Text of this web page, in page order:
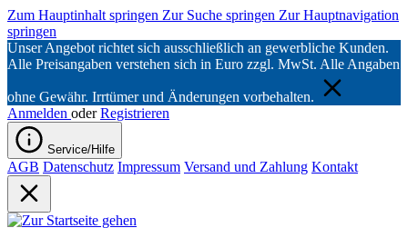
Zum Hauptinhalt springen Zur Suche springen Zur Hauptnavigation
springen
Unser Angebot richtet sich ausschließlich an gewerbliche Kunden.
Alle Preisangaben verstehen sich in Euro zzgl. MwSt. Alle Angaben
ohne Gewähr. Irrtümer und Änderungen vorbehalten.
Anmelden oder Registrieren
Service/Hilfe
AGB Datenschutz Impressum Versand und Zahlung Kontakt